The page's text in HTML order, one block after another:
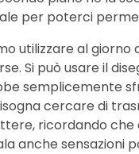
per poterci
utilizzare al giorno
Si può usare il
semplicemente
cercare di
ricordando che
anche sensazioni